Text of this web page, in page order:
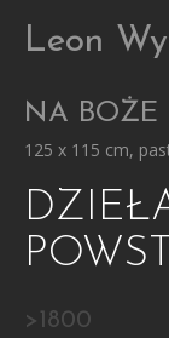
Leon
NA BOŻE
125 x 115 cm,
>1800